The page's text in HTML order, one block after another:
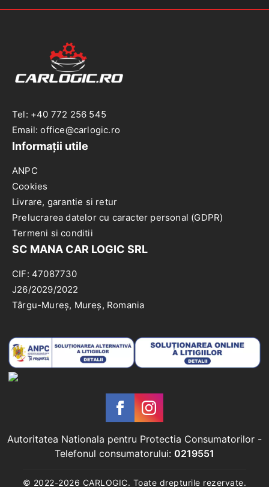
Tel: +40 772 256 545
Email: office@carlogic.ro
Informații utile
ANPC
Cookies
Livrare, garantie si retur
Prelucrarea datelor cu caracter personal (GDPR)
Termeni si conditii
SC MANA CAR LOGIC SRL
CIF: 47087730
J26/2029/2022
Târgu-Mureș, Mureș, Romania
Autoritatea Nationala pentru Protectia Consumatorilor -
Telefonul consumatorului: 0219551
© 2022-2026 CARLOGIC. Toate drepturile rezervate.